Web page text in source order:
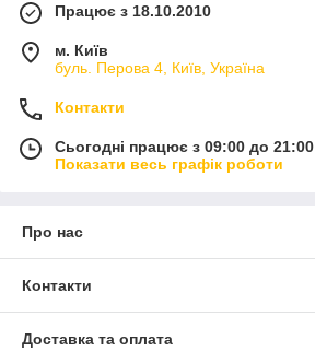
Працює з 18.10.2010
м. Київ
буль. Перова 4, Київ, Україна
Контакти
Сьогодні працює з 09:00 до 21:00
Показати весь графік роботи
Про нас
Контакти
Доставка та оплата